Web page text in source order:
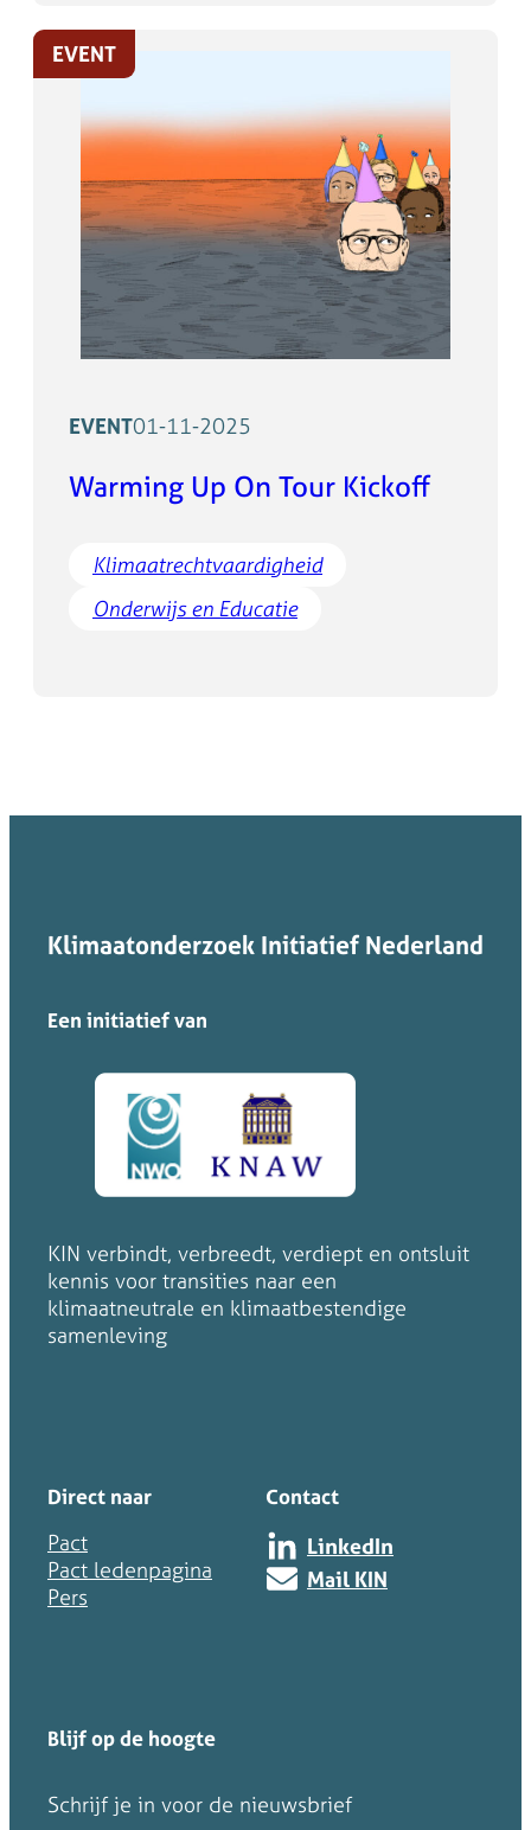
EVENT
EVENT01-11-2025
Warming Up On Tour Kickoff
Klimaatrechtvaardigheid
Onderwijs en Educatie
Klimaatonderzoek Initiatief Nederland
Een initiatief van
KIN verbindt, verbreedt, verdiept en ontsluit
kennis voor transities naar een
klimaatneutrale en klimaatbestendige
samenleving
Direct naar
Pact
Pact ledenpagina
Pers
Contact
LinkedIn
Mail KIN
Blijf op de hoogte
Schrijf je in voor de nieuwsbrief